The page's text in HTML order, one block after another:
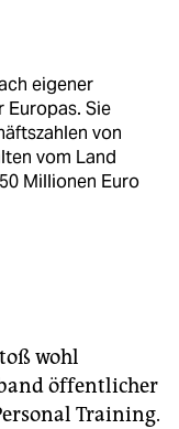
eigener
Sie
von
vom Land
Millionen Euro
sollte darauf
Lizenz zu
wohl
öffentlicher
Training.